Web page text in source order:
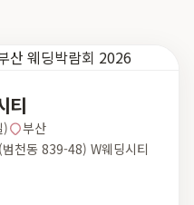
티
)
부산
천동 839-48) W웨딩시티